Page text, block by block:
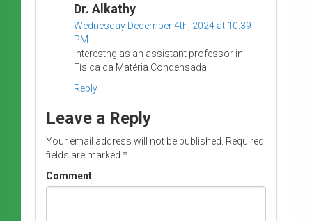
Dr. Alkathy
Wednesday December 4th, 2024 at 10:39
PM
Interestng as an assistant professor in
Física da Matéria Condensada.
Reply
Leave a Reply
Your email address will not be published. Required
fields are marked *
Comment